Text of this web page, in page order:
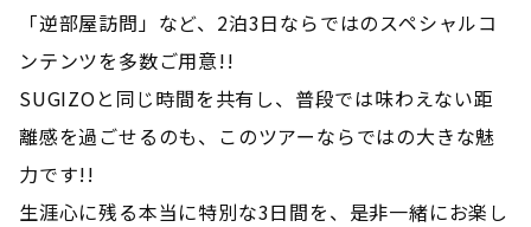
「逆部屋訪問」など、2泊3日ならではのスペシャルコ
ンテンツを多数ご用意!!
SUGIZOと同じ時間を共有し、普段では味わえない距
離感を過ごせるのも、このツアーならではの大きな魅
力です!!
生涯心に残る本当に特別な3日間を、是非一緒にお楽し